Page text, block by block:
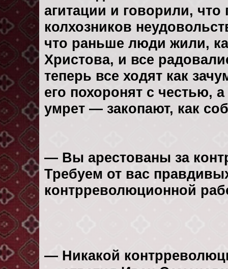
агитации и говорили,
колхозников
что раньше люди жили,
Христова, и все
теперь все ходят как
его похоронят с честью,
умрет — закопают, как
— Вы арестованы за
Требуем от вас
контрреволюционной
— Никакой